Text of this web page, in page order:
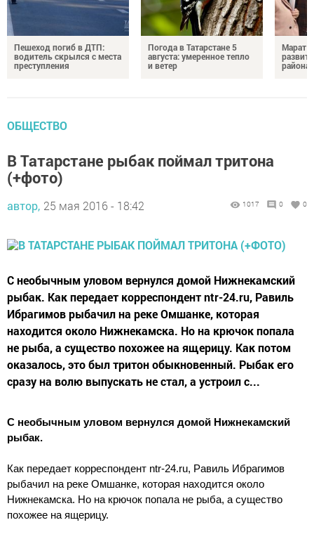
Пешеход погиб в ДТП:
водитель скрылся с места
преступления
Погода в Татарстане 5
августа: умеренное тепло
и ветер
Марат
района
ОБЩЕСТВО
В Татарстане рыбак поймал тритона
(+фото)
автор, 25 мая 2016 - 18:42 1017 0 0
С необычным уловом вернулся домой Нижнекамский
рыбак. Как передает корреспондент ntr-24.ru, Равиль
Ибрагимов рыбачил на реке Омшанке, которая
находится около Нижнекамска. Но на крючок попала
не рыба, а существо похожее на ящерицу. Как потом
оказалось, это был тритон обыкновенный. Рыбак его
сразу на волю выпускать не стал, а устроил с...
С необычным уловом вернулся домой Нижнекамский
рыбак.
Как передает корреспондент ntr-24.ru, Равиль Ибрагимов
рыбачил на реке Омшанке, которая находится около
Нижнекамска. Но на крючок попала не рыба, а существо
похожее на ящерицу.